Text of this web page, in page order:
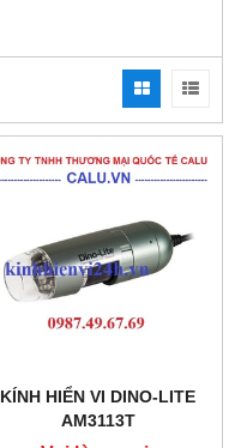
KÍNH HIỂN VI DINO-LITE
AM3113T